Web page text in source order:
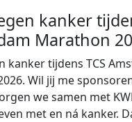
kanker
Marathon
kanker tijdens TCS
Wil jij me
we samen met
met en ná kanker.